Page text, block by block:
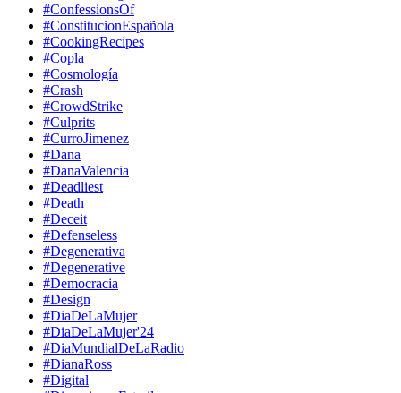
#ConfessionsOf
#ConstitucionEspañola
#CookingRecipes
#Copla
#Cosmología
#Crash
#CrowdStrike
#Culprits
#CurroJimenez
#Dana
#DanaValencia
#Deadliest
#Death
#Deceit
#Defenseless
#Degenerativa
#Degenerative
#Democracia
#Design
#DiaDeLaMujer
#DiaDeLaMujer'24
#DiaMundialDeLaRadio
#DianaRoss
#Digital